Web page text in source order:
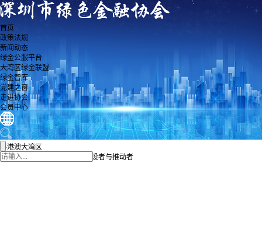
首页
政策法规
新闻动态
绿金公服平台
大湾区绿金联盟
绿金智库
党建之窗
走进协会
会员中心
粤港澳大湾区
绿色及可持续金融生态圈的建设者与推动者